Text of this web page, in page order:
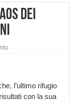
dei
l’ultimo rifugio
con la sua